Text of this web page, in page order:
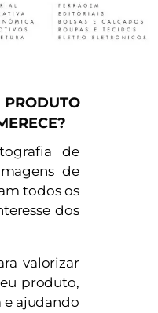
PRODUTO
de
de
todos os
dos
valorizar
produto,
e ajudando